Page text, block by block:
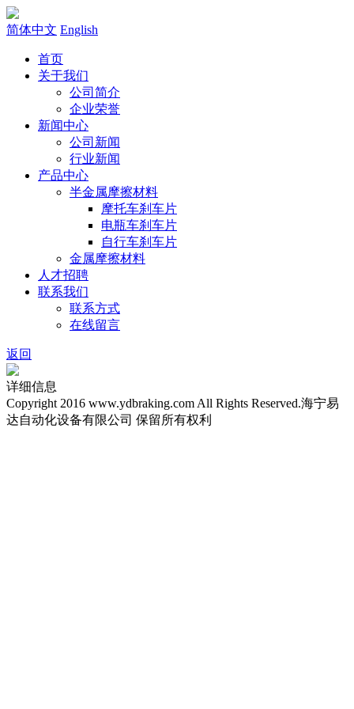
简体中文 English
首页
关于我们
公司简介
企业荣誉
新闻中心
公司新闻
行业新闻
产品中心
半金属摩擦材料
摩托车刹车片
电瓶车刹车片
自行车刹车片
金属摩擦材料
人才招聘
联系我们
联系方式
在线留言
返回
详细信息
Copyright 2016 www.ydbraking.com All Rights Reserved.海宁易
达自动化设备有限公司 保留所有权利